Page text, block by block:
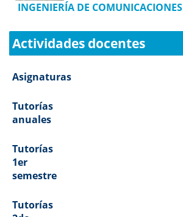
INGENIERÍA DE COMUNICACIONES
Actividades docentes
Asignaturas
Tutorías
anuales
Tutorías
1er
semestre
Tutorías